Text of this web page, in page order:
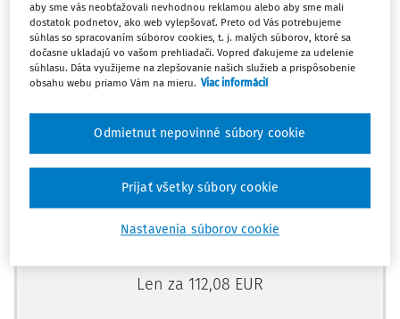
Odomknite si prístup zakúpením
predplatného.
Vďaka tomu získate aj:
Kompletný odborný obsah portálu
Všetky praktické nástroje: vzory, smart
dokumenty, knižnica
Videoškolenia
Len za 112,08 EUR
aby sme vás neobťažovali nevhodnou reklamou alebo aby sme mali
dostatok podnetov, ako web vylepšovať. Preto od Vás potrebujeme
súhlas so spracovaním súborov cookies, t. j. malých súborov, ktoré sa
dočasne ukladajú vo vašom prehliadači. Vopred ďakujeme za udelenie
súhlasu. Dáta využijeme na zlepšovanie našich služieb a prispôsobenie
obsahu webu priamo Vám na mieru. Viac informácií
Nastavenia súborov cookie
Odmietnut nepovinné súbory cookie
Prijať všetky súbory cookie